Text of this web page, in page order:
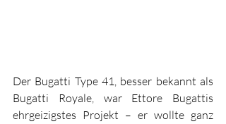
Der Bugatti Type 41, besser bekannt als
Bugatti Royale, war Ettore Bugattis
ehrgeizigstes Projekt – er wollte ganz